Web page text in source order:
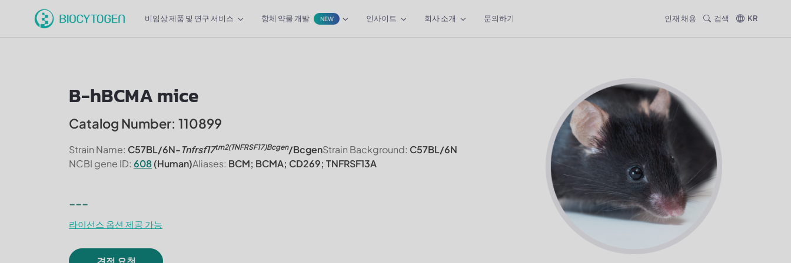
비임상 제품 및 연구 서비스 항체 약물 개발 NEW 인사이트 회사 소개 문의하기 인재 채용 검색 KR
B-hBCMA mice
Catalog Number: 110899
Strain Name: C57BL/6N-Tnfrsf17tm2(TNFRSF17)Bcgen/BcgenStrain Background: C57BL/6N
NCBI gene ID: 608(Human)Aliases: BCM; BCMA; CD269; TNFRSF13A
---
라이선스 옵션 제공 가능